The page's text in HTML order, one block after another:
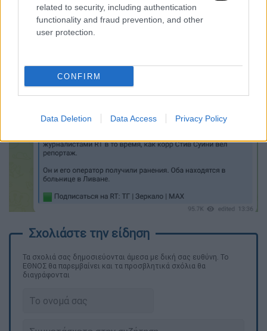
related to security, including authentication
functionality and fraud prevention, and other
user protection.
CONFIRM
Data Deletion Data Access Privacy Policy
Τα σχολιά σας δημοσιεύονται άμεσα με δική σας ευθύνη. Το
ΕΘΝΟΣ θα παρεμβαίνει και τα προσβλητικά σχόλια θα
διαγράφονται